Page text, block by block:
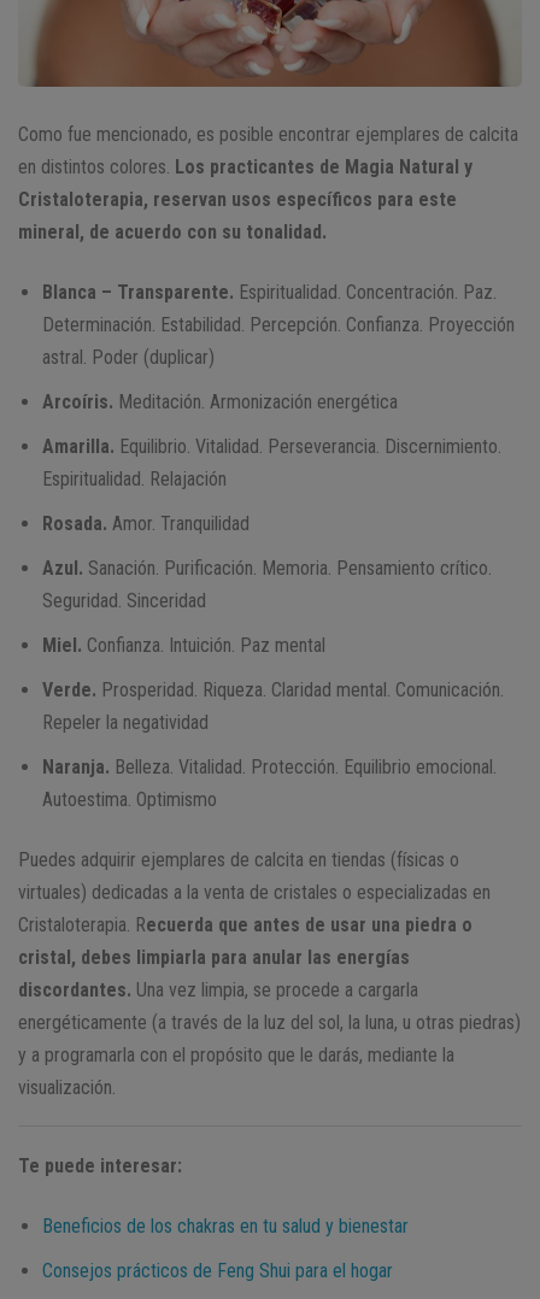
Como fue mencionado, es posible encontrar ejemplares de calcita
en distintos colores. Los practicantes de Magia Natural y
Cristaloterapia, reservan usos específicos para este
mineral, de acuerdo con su tonalidad.
Blanca – Transparente. Espiritualidad. Concentración. Paz.
Determinación. Estabilidad. Percepción. Confianza. Proyección
astral. Poder (duplicar)
Arcoíris. Meditación. Armonización energética
Amarilla. Equilibrio. Vitalidad. Perseverancia. Discernimiento.
Espiritualidad. Relajación
Rosada. Amor. Tranquilidad
Azul. Sanación. Purificación. Memoria. Pensamiento crítico.
Seguridad. Sinceridad
Miel. Confianza. Intuición. Paz mental
Verde. Prosperidad. Riqueza. Claridad mental. Comunicación.
Repeler la negatividad
Naranja. Belleza. Vitalidad. Protección. Equilibrio emocional.
Autoestima. Optimismo
Puedes adquirir ejemplares de calcita en tiendas (físicas o
virtuales) dedicadas a la venta de cristales o especializadas en
Cristaloterapia. Recuerda que antes de usar una piedra o
cristal, debes limpiarla para anular las energías
discordantes. Una vez limpia, se procede a cargarla
energéticamente (a través de la luz del sol, la luna, u otras piedras)
y a programarla con el propósito que le darás, mediante la
visualización.
Te puede interesar:
Beneficios de los chakras en tu salud y bienestar
Consejos prácticos de Feng Shui para el hogar